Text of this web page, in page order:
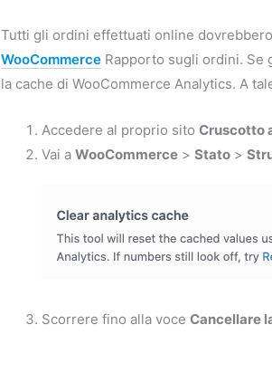
Tutti gli ordini effettuati online
WooCommerce Rapporto sugli ordini. Se
la cache di WooCommerce Analytics. A
Accedere al proprio sito Cruscotto
Vai a WooCommerce > Stato >
Scorrere fino alla voce Cancellare